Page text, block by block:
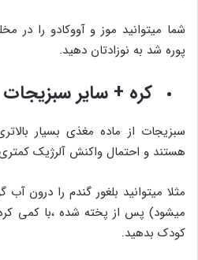
شما میتوانید موز و آووکادو را در
پوره شد به نوزادتان دهید.
کره + سایر سبزیجات
سبزیجات از ماده مغذی بسیار
هستند و احتمال واکنش آلرژیک کمتری
مثلا میتوانید بلغور گندم را درون
میشود) پس از پخته شده ،با کمی
کودک بدهید.